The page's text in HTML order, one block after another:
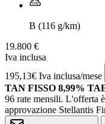
B (116 g/km)
19.800 €
Iva inclusa
195,13€ Iva inclusa/mese
TAN FISSO 8,99%
96 rate mensili. L'offerta
approvazione Stellantis